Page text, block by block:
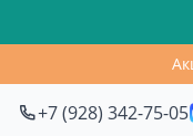
+7 (928) 342-75-05